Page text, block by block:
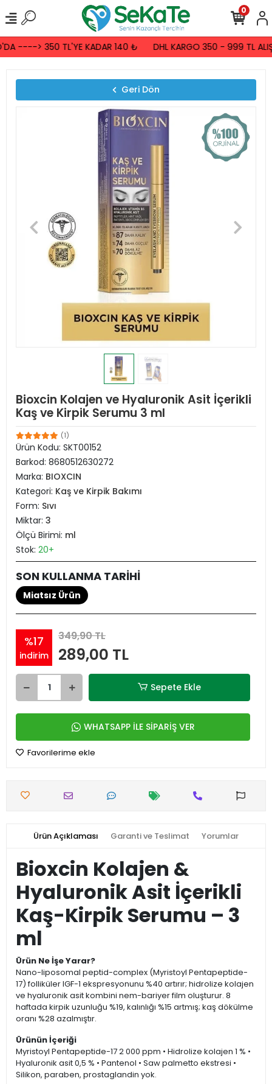
----> 350 TL'YE KADAR 140 ₺ DHL KARGO 350 - 999 TL
0
Geri Dön
Bioxcin Kolajen ve Hyaluronik Asit İçerikli
Kaş ve Kirpik Serumu 3 ml
(1)
Ürün Kodu: SKT00152
Barkod: 8680512630272
Marka: BIOXCIN
Kategori: Kaş ve Kirpik Bakımı
Form: Sıvı
Miktar: 3
Ölçü Birimi: ml
Stok: 20+
SON KULLANMA TARİHİ
Miatsız Ürün
%17
indirim
349,90 TL
289,00 TL
Sepete Ekle
WHATSAPP İLE SİPARİŞ VER
Favorilerime ekle
Ürün Açıklaması Garanti ve Teslimat Yorumlar
Bioxcin Kolajen &
Hyaluronik Asit İçerikli
Kaş-Kirpik Serumu – 3
ml
Ürün Ne İşe Yarar?
Nano-liposomal peptid-complex (Myristoyl Pentapeptide-
17) folliküler IGF-1 ekspresyonunu %40 artırır; hidrolize kolajen
ve hyaluronik asit kombini nem-bariyer film oluşturur. 8
haftada kirpik uzunluğu %19, kalınlığı %15 artmış; kaş dökülme
oranı %28 azalmıştır.
Ürünün İçeriği
Myristoyl Pentapeptide-17 2 000 ppm • Hidrolize kolajen 1 % •
Hyaluronik asit 0,5 % • Pantenol • Saw palmetto ekstresi •
Silikon, paraben, prostaglandin yok.